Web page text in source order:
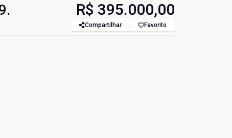
R$ 395.000,00
Compartilhar Favorito